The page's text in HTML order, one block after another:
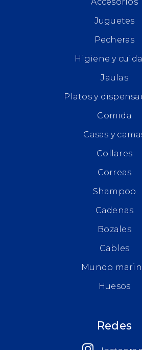
Juguetes
Pecheras
Higiene y
Jaulas
Platos y
Comida
Casas y
Collares
Correas
Shampoo
Cadenas
Bozales
Cables
Mundo
Huesos
Redes